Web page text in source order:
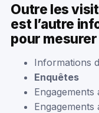
Outre les
est l’autre
pour
Informations
Enquêtes
Engagements